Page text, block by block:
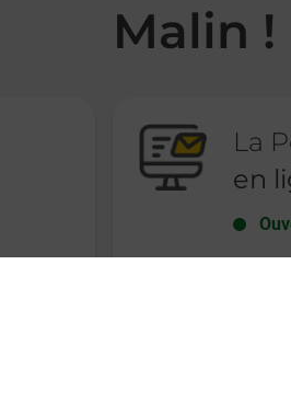
Malin !
La
en